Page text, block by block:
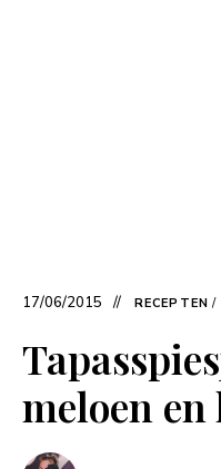
17/06/2015 RECEPTEN /
meloen en